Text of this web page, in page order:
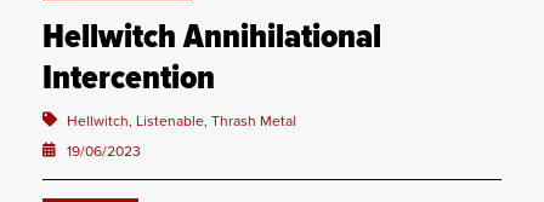
Hellwitch Annihilational
Intercention
Hellwitch, Listenable, Thrash Metal
19/06/2023